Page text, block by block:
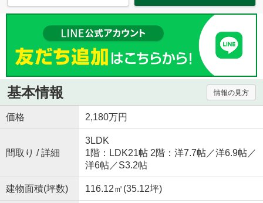
基本情報 情報の見方
価格 2,180万円
間取り / 詳細
3LDK
1階：LDK21帖 2階：洋7.7帖／洋6.9帖／
洋6帖／S3.2帖
建物面積(坪数) 116.12㎡(35.12坪)